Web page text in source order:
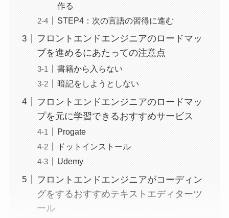
作る
STEP4：次の言語の習得に進む
フロントエンドエンジニアのロードマッ
プを進めるにあたっての注意点
書籍から入らない
暗記をしようとしない
フロントエンドエンジニアのロードマッ
プを元に学習できるおすすめサービス
Progate
ドットインストール
Udemy
フロントエンドエンジニアがコーディン
グをするおすすめテキストエディターツ
ール